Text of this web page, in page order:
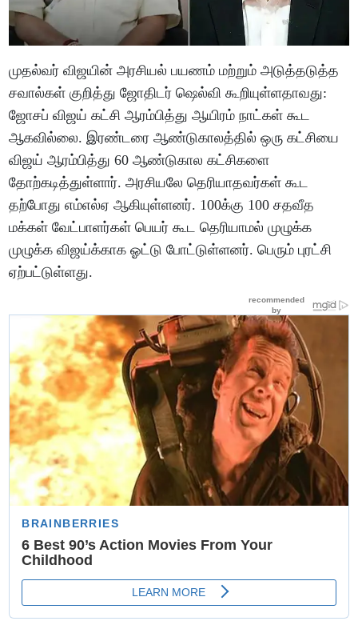
முதல்வர் விஜயின் அரசியல் பயணம் மற்றும் அடுத்தடுத்த
சவால்கள் குறித்து ஜோதிடர் ஷெல்வி கூறியுள்ளதாவது:
ஜோசப் விஜய் கட்சி ஆரம்பித்து ஆயிரம் நாட்கள் கூட
ஆகவில்லை. இரண்டரை ஆண்டுகாலத்தில் ஒரு கட்சியை
விஜய் ஆரம்பித்து 60 ஆண்டுகால கட்சிகளை
தோற்கடித்துள்ளார். அரசியலே தெரியாதவர்கள் கூட
தற்போது எம்எல்ஏ ஆகியுள்ளனர். 100க்கு 100 சதவீத
மக்கள் வேட்பாளர்கள் பெயர் கூட தெரியாமல் முழுக்க
முழுக்க விஜய்க்காக ஓட்டு போட்டுள்ளனர். பெரும் புரட்சி
ஏற்பட்டுள்ளது.